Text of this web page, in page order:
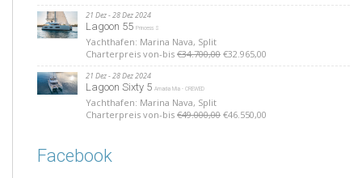
21 Dez - 28 Dez 2024
Lagoon 55 Princess S
Yachthafen: Marina Nava, Split
Charterpreis von-bis €34.700,00 €32.965,00
21 Dez - 28 Dez 2024
Lagoon Sixty 5 Amada Mia - CREWED
Yachthafen: Marina Nava, Split
Charterpreis von-bis €49.000,00 €46.550,00
Facebook